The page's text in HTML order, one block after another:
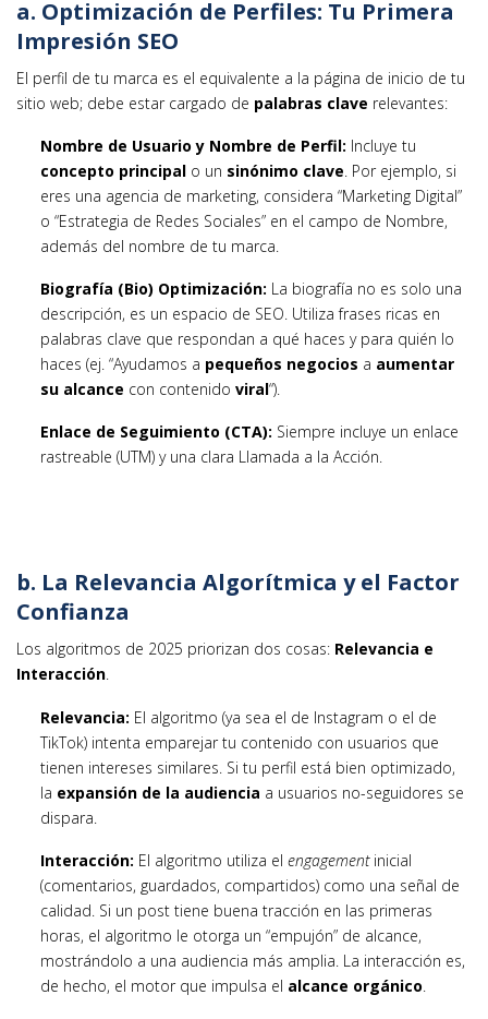
a. Optimización de Perfiles: Tu Primera
Impresión SEO
El perfil de tu marca es el equivalente a la página de inicio de tu
sitio web; debe estar cargado de palabras clave relevantes:
Nombre de Usuario y Nombre de Perfil: Incluye tu
concepto principal o un sinónimo clave. Por ejemplo, si
eres una agencia de marketing, considera “Marketing Digital”
o “Estrategia de Redes Sociales” en el campo de Nombre,
además del nombre de tu marca.
Biografía (Bio) Optimización: La biografía no es solo una
descripción, es un espacio de SEO. Utiliza frases ricas en
palabras clave que respondan a qué haces y para quién lo
haces (ej. “Ayudamos a pequeños negocios a aumentar
su alcance con contenidoviral“).
Enlace de Seguimiento (CTA): Siempre incluye un enlace
rastreable (UTM) y una clara Llamada a la Acción.
b. La Relevancia Algorítmica y el Factor
Confianza
Los algoritmos de 2025 priorizan dos cosas: Relevancia e
Interacción.
Relevancia: El algoritmo (ya sea el de Instagram o el de
TikTok) intenta emparejar tu contenido con usuarios que
tienen intereses similares. Si tu perfil está bien optimizado,
la expansión de la audiencia a usuarios no-seguidores se
dispara.
Interacción: El algoritmo utiliza elengagementinicial
(comentarios, guardados, compartidos) como una señal de
calidad. Si un post tiene buena tracción en las primeras
horas, el algoritmo le otorga un “empujón” de alcance,
mostrándolo a una audiencia más amplia. La interacción es,
de hecho, el motor que impulsa el alcance orgánico